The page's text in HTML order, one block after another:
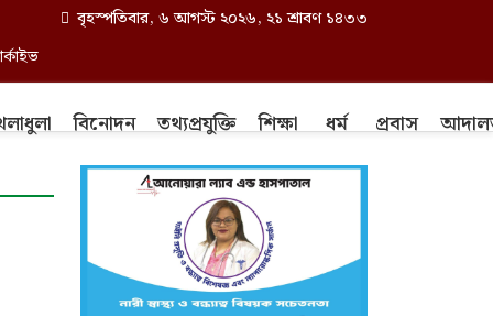
বৃহস্পতিবার, ৬ আগস্ট ২০২৬, ২১ শ্রাবণ ১৪৩৩
বিনোদন তথ্যপ্রযুক্তি শিক্ষা ধর্ম প্রবাস